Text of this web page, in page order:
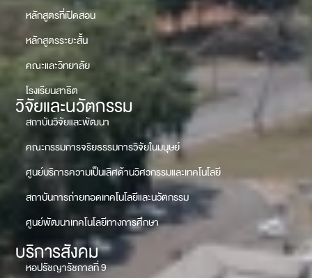
หลักสูตรที่เปิดสอน
หลักสูตรระยะสั้น
คณะและวิทยาลัย
โรงเรียนสาธิต
วิจัยและนวัตกรรม
สถาบันวิจัยและพัฒนา
คณะกรรมการจริยธรรมการวิจัยในมนุษย์
ศูนย์บริการความเป็นเลิศด้านวิศวกรรมและเทคโนโลยี
สถาบันการถ่ายทอดเทคโนโลยีและนวัตกรรม
ศูนย์พัฒนาเทคโนโลยีทางการศึกษา
บริการสังคม
หอปรัชญารัชกาลที่ 9